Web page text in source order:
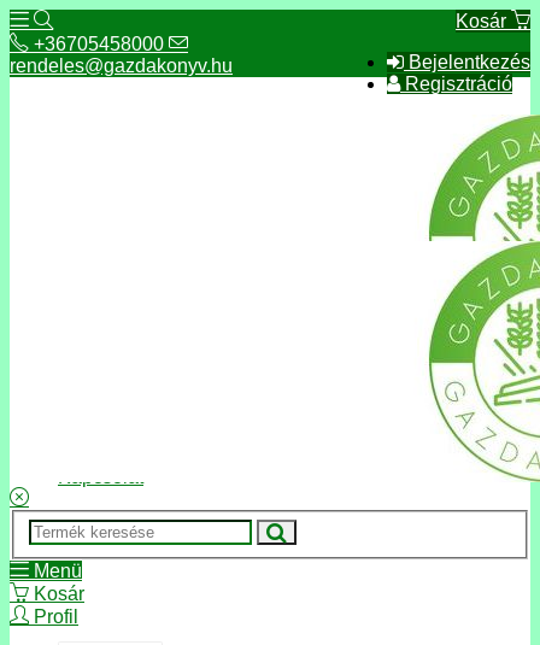
Kosár
Bejelentkezés
Regisztráció
+36705458000
rendeles@gazdakonyv.hu
Menü
Kosár
Profil